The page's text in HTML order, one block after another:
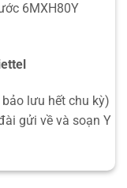
6MXH80Y
lưu hết chu kỳ)
gửi về và soạn Y